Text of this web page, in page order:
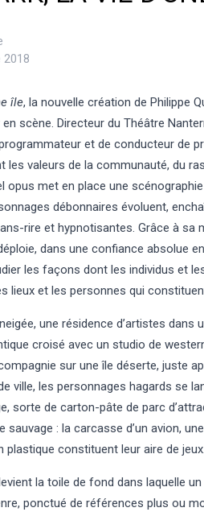
2018
île, la nouvelle création de Philippe
scène. Directeur du Théâtre
et de conducteur de
les valeurs de la communauté, du
opus met en place une
débonnaires évoluent,
rire et hypnotisantes. Grâce à sa
dans une confiance absolue
les façons dont les individus et
lieux et les personnes qui
une résidence d’artistes
croisé avec un studio de
sur une île déserte, juste
ville, les personnages hagards se
sorte de carton-pâte de parc
sauvage : la carcasse d’un avion,
plastique constituent leur aire de jeux.
la toile de fond dans laquelle
ponctué de références plus ou